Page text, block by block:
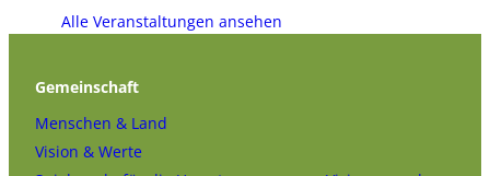
Alle Veranstaltungen ansehen
Gemeinschaft
Menschen & Land
Vision & Werte